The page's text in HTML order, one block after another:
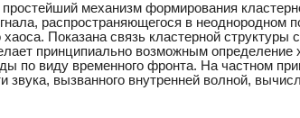
механизм формирования
распространяющегося в неоднородном
Показана связь кластерной структуры
принципиально возможным определение
по виду временного фронта. На частном
звука, вызванного внутренней волной,